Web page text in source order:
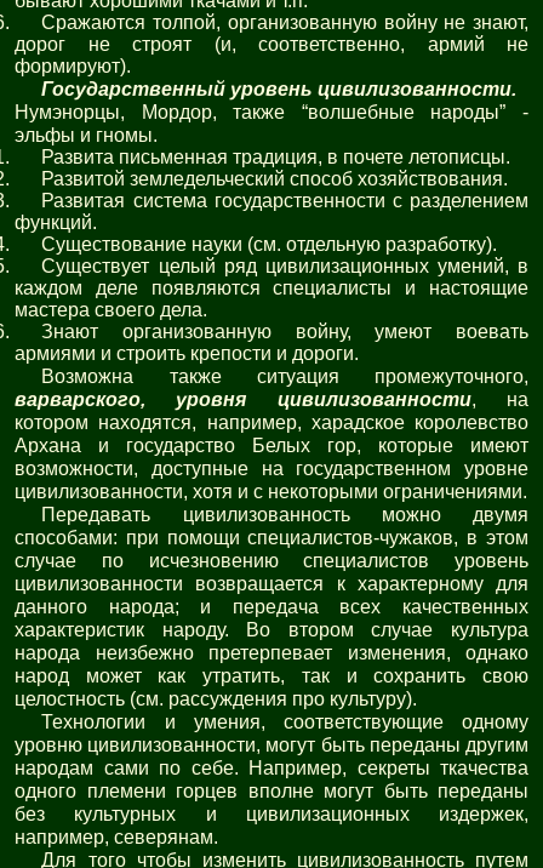
Сражаются толпой, организованную войну не знают,
дорог не строят (и, соответственно, армий не
формируют).
Государственный уровень цивилизованности.
Нумэнорцы, Мордор, также “волшебные народы” -
эльфы и гномы.
Развита письменная традиция, в почете летописцы.
Развитой земледельческий способ хозяйствования.
Развитая система государственности с разделением
функций.
Существование науки (см. отдельную разработку).
Существует целый ряд цивилизационных умений, в
каждом деле появляются специалисты и настоящие
мастера своего дела.
Знают организованную войну, умеют воевать
армиями и строить крепости и дороги.
Возможна также ситуация промежуточного,
варварского, уровня цивилизованности, на
котором находятся, например, харадское королевство
Архана и государство Белых гор, которые имеют
возможности, доступные на государственном уровне
цивилизованности, хотя и с некоторыми ограничениями.
Передавать цивилизованность можно двумя
способами: при помощи специалистов-чужаков, в этом
случае по исчезновению специалистов уровень
цивилизованности возвращается к характерному для
данного народа; и передача всех качественных
характеристик народу. Во втором случае культура
народа неизбежно претерпевает изменения, однако
народ может как утратить, так и сохранить свою
целостность (см. рассуждения про культуру).
Технологии и умения, соответствующие одному
уровню цивилизованности, могут быть переданы другим
народам сами по себе. Например, секреты ткачества
одного племени горцев вполне могут быть переданы
без культурных и цивилизационных издержек,
например, северянам.
Для того чтобы изменить цивилизованность путем